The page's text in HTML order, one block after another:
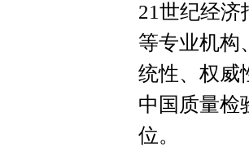
21世纪经
等专业机构
统性、权威
中国质量检
位。